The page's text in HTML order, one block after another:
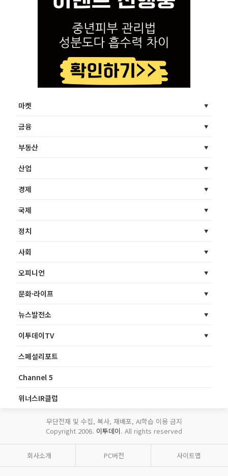
마켓
금융
부동산
산업
경제
국제
정치
사회
오피니언
문화·라이프
뉴스발전소
이투데이TV
스페셜리포트
Channel 5
위너스IR클럽
무단전재 및 수집, 복사, 재배포, AI학습 이용 금지
Copyright 2006. 이투데이. All rights reserved
회사소개 PC버전 사이트맵